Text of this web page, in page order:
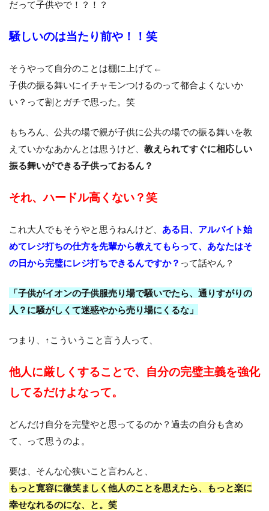
だって子供やで！？！？
騒しいのは当たり前や！！笑
そうやって自分のことは棚に上げて←
子供の振る舞いにイチャモンつけるのって都合よくないか
い？って割とガチで思った。笑
もちろん、公共の場で親が子供に公共の場での振る舞いを教
えていかなあかんとは思うけど、 教えられてすぐに相応しい
振る舞いができる子供っておるん？
それ、ハードル高くない？笑
これ大人でもそうやと思うねんけど、 ある日、アルバイト始
めてレジ打ちの仕方を先輩から教えてもらって、あなたはそ
の日から完璧にレジ打ちできるんですか？ って話やん？
「子供がイオンの子供服売り場で騒いでたら、通りすがりの
人？に騒がしくて迷惑やから売り場にくるな」
つまり、↑こういうこと言う人って、
他人に厳しくすることで、自分の完璧主義を強化
してるだけよなって。
どんだけ自分を完璧やと思ってるのか？過去の自分も含め
て、って思うのよ。
要は、そんな心狭いこと言わんと、
もっと寛容に微笑ましく他人のことを思えたら、もっと楽に
幸せなれるのにな、と。笑